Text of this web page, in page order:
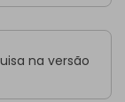
na versão